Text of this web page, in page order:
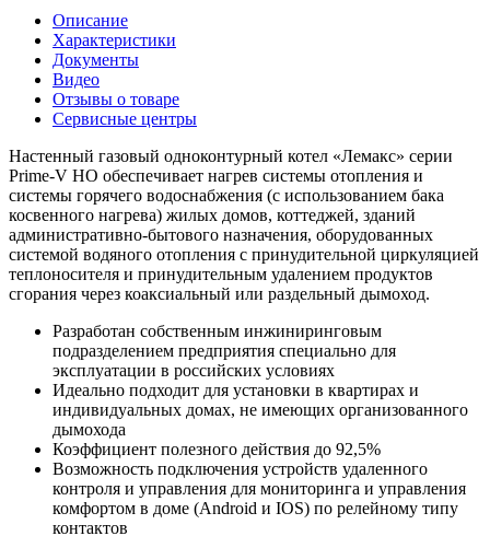
Описание
Характеристики
Документы
Видео
Отзывы о товаре
Сервисные центры
Настенный газовый одноконтурный котел «Лемакс» серии
Prime-V НО обеспечивает нагрев системы отопления и
системы горячего водоснабжения (с использованием бака
косвенного нагрева) жилых домов, коттеджей, зданий
административно-бытового назначения, оборудованных
системой водяного отопления с принудительной циркуляцией
теплоносителя и принудительным удалением продуктов
сгорания через коаксиальный или раздельный дымоход.
Разработан собственным инжиниринговым
подразделением предприятия специально для
эксплуатации в российских условиях
Идеально подходит для установки в квартирах и
индивидуальных домах, не имеющих организованного
дымохода
Коэффициент полезного действия до 92,5%
Возможность подключения устройств удаленного
контроля и управления для мониторинга и управления
комфортом в доме (Android и IOS) по релейному типу
контактов